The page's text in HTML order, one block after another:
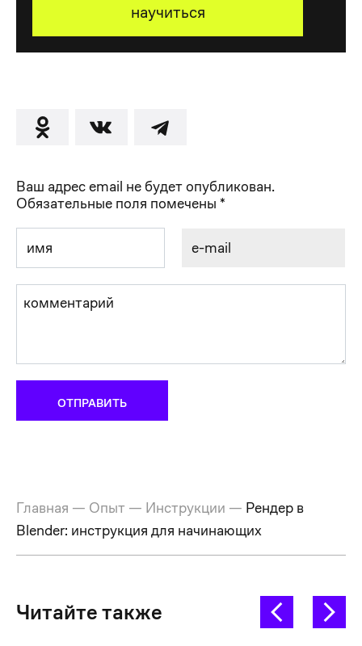
научиться
Ваш адрес email не будет опубликован.
Обязательные поля помечены *
Главная — Опыт — Инструкции — Рендер в
Blender: инструкция для начинающих
Читайте также